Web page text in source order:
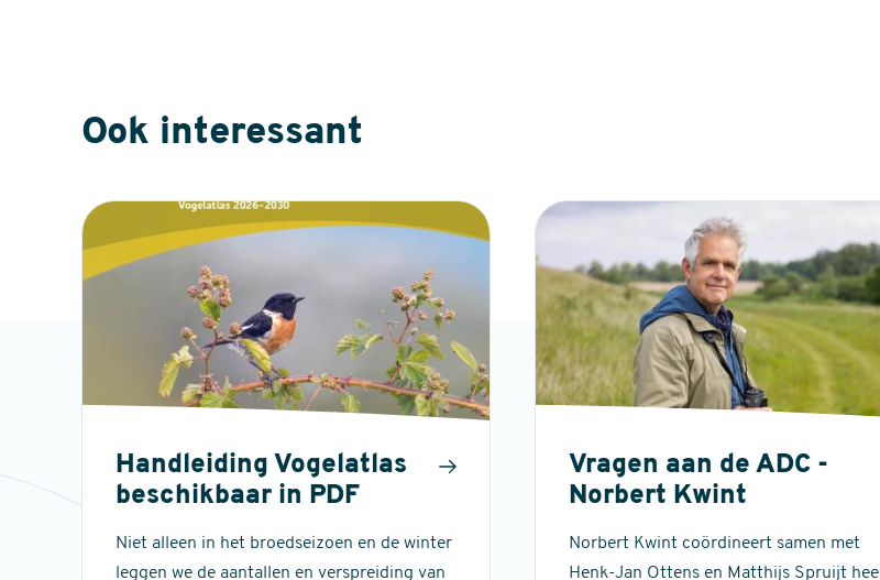
Ook interessant
Handleiding Vogelatlas
beschikbaar in PDF
Niet alleen in het broedseizoen en de winter
leggen we de aantallen en verspreiding van
Vragen aan de ADC -
Norbert Kwint
Norbert Kwint coördineert samen met
Henk-Jan Ottens en Matthijs Spruijt heel